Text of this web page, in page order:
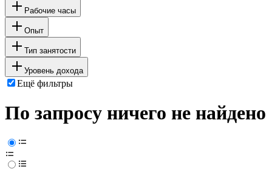
Рабочие часы
Опыт
Тип занятости
Уровень дохода
Ещё фильтры
По запросу ничего не найдено